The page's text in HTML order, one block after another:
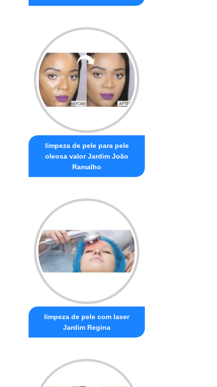
limpeza de pele para pele
oleosa valor Jardim João
Ramalho
limpeza de pele com laser
Jardim Regina